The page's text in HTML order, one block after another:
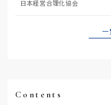
日本経営合理化協会
Contents